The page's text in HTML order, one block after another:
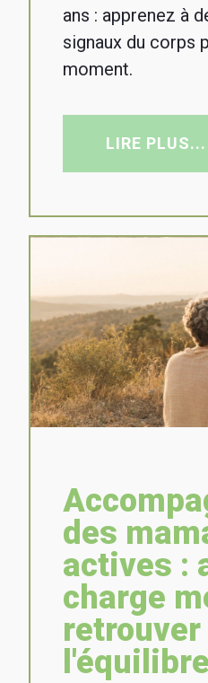
ans : apprenez à
signaux du corps
moment.
LIRE PLUS...
des
actives :
charge
retrouver